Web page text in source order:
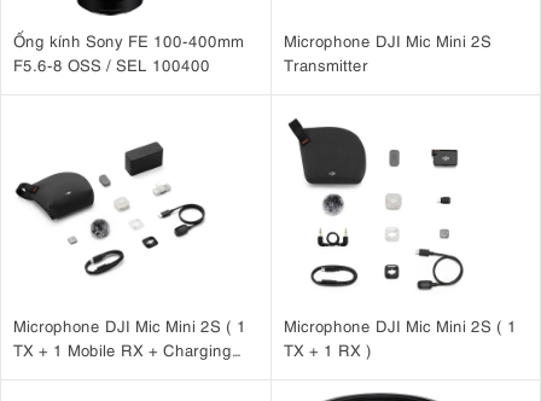
Ống kính Sony FE 100-400mm
F5.6-8 OSS / SEL 100400
Microphone DJI Mic Mini 2S
Transmitter
Microphone DJI Mic Mini 2S ( 1
TX + 1 Mobile RX + Charging
Microphone DJI Mic Mini 2S ( 1
TX + 1 RX )